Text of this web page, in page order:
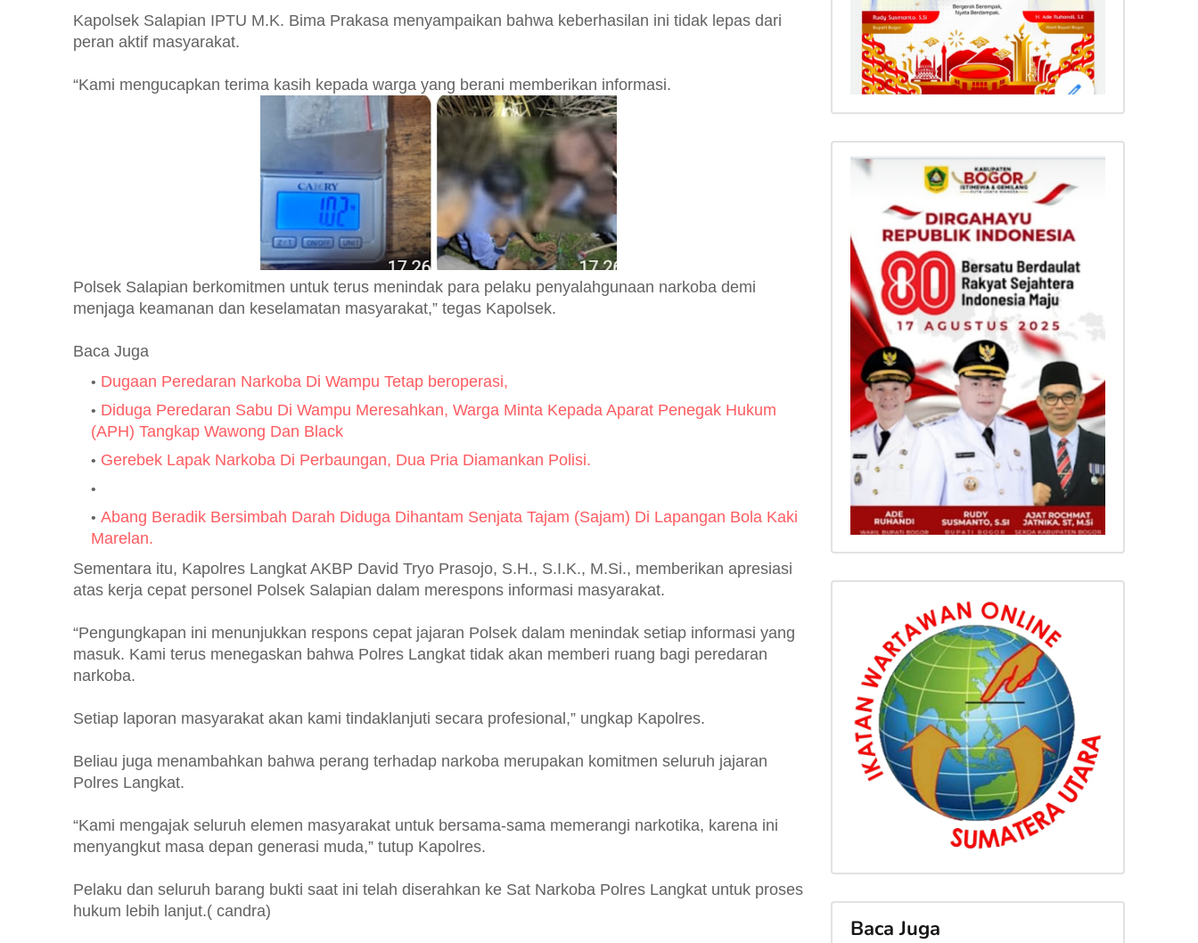
Kapolsek Salapian IPTU M.K. Bima Prakasa menyampaikan bahwa keberhasilan ini tidak lepas dari
peran aktif masyarakat.
“Kami mengucapkan terima kasih kepada warga yang berani memberikan informasi.
Polsek Salapian berkomitmen untuk terus menindak para pelaku penyalahgunaan narkoba demi
menjaga keamanan dan keselamatan masyarakat,” tegas Kapolsek.
Baca Juga
Dugaan Peredaran Narkoba Di Wampu Tetap beroperasi,
Diduga Peredaran Sabu Di Wampu Meresahkan, Warga Minta Kepada Aparat Penegak Hukum
(APH) Tangkap Wawong Dan Black
Gerebek Lapak Narkoba Di Perbaungan, Dua Pria Diamankan Polisi.
Abang Beradik Bersimbah Darah Diduga Dihantam Senjata Tajam (Sajam) Di Lapangan Bola Kaki
Marelan.
Sementara itu, Kapolres Langkat AKBP David Tryo Prasojo, S.H., S.I.K., M.Si., memberikan apresiasi
atas kerja cepat personel Polsek Salapian dalam merespons informasi masyarakat.
“Pengungkapan ini menunjukkan respons cepat jajaran Polsek dalam menindak setiap informasi yang
masuk. Kami terus menegaskan bahwa Polres Langkat tidak akan memberi ruang bagi peredaran
narkoba.
Setiap laporan masyarakat akan kami tindaklanjuti secara profesional,” ungkap Kapolres.
Beliau juga menambahkan bahwa perang terhadap narkoba merupakan komitmen seluruh jajaran
Polres Langkat.
“Kami mengajak seluruh elemen masyarakat untuk bersama-sama memerangi narkotika, karena ini
menyangkut masa depan generasi muda,” tutup Kapolres.
Pelaku dan seluruh barang bukti saat ini telah diserahkan ke Sat Narkoba Polres Langkat untuk proses
hukum lebih lanjut.( candra)
Baca Juga